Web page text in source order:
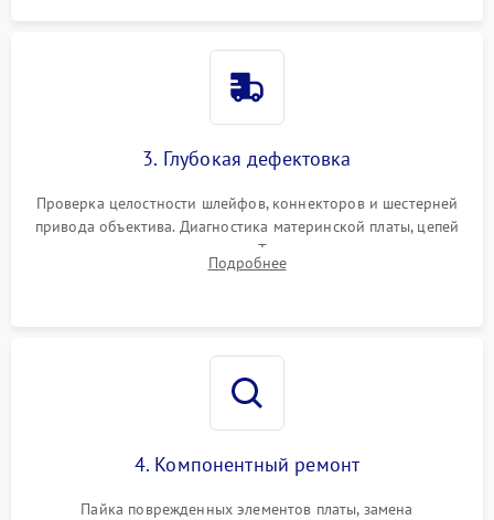
3. Глубокая дефектовка
Проверка целостности шлейфов, коннекторов и шестерней
привода объектива. Диагностика материнской платы, цепей
питания и картоприемника. Тестирование механизма
затвора и блока внутрикамерной стабилизации.
Подробнее
4. Компонентный ремонт
Пайка поврежденных элементов платы, замена